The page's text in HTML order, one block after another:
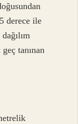
derece ile
tanınan